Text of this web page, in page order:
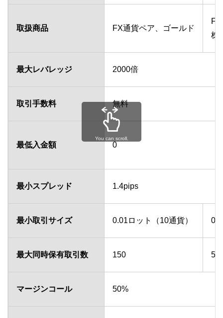
取扱商品 FX通貨ペア、ゴールド
株
最大レバレッジ 2000倍
取引手数料 無料
最低入金額 0
最小スプレッド 1.4pips
最小取引サイズ 0.01ロット（10通貨）
最大同時保有取引数 150
マージンコール 50%
You can scroll.